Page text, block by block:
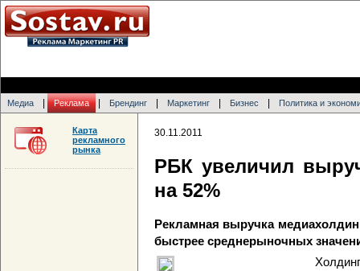
Медиа Реклама Брендинг Маркетинг Бизнес Политика и
30.11.2011
РБК увеличил
на 52%
Рекламная выручка
быстрее среднерыночных
Карта
рекламного
рынка